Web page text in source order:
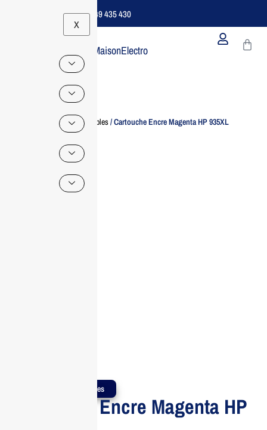
Support B2B Dédié | 06 49 435 430
X
MaisonElectro
/Consommables/ Cartouche Encre Magenta HP 935XL
Produits Authentiques
Cartouche Encre Magenta HP